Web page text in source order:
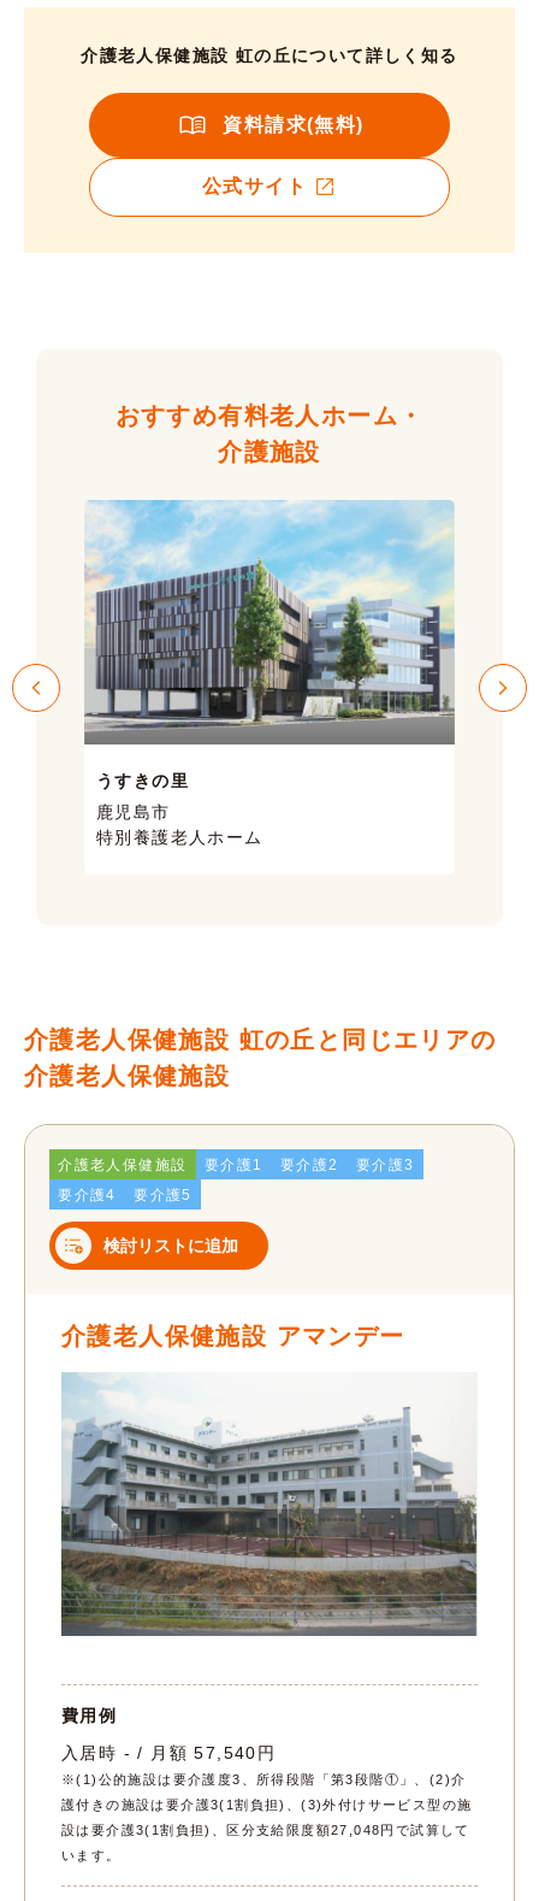
介護老人保健施設 虹の丘について詳しく知る
資料請求(無料)
公式サイト
おすすめ有料老人ホーム・
介護施設
うすきの里
鹿児島市
特別養護老人ホーム
介護老人保健施設 虹の丘と同じエリアの
介護老人保健施設
介護老人保健施設 要介護1 要介護2
要介護3
要介護4
要介護5
検討リストに追加
介護老人保健施設 アマンデー
費用例
入居時 - / 月額 57,540円
※(1)公的施設は要介護度3、所得段階「第3段階①」、(2)介
護付きの施設は要介護3(1割負担)、(3)外付けサービス型の施
設は要介護3(1割負担)、区分支給限度額27,048円で試算して
います。